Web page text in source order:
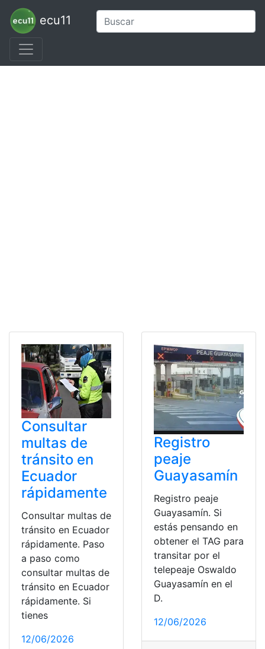
ecu11
Consultar
multas de
tránsito en
Ecuador
rápidamente
Consultar multas de
tránsito en Ecuador
rápidamente. Paso
a paso como
consultar multas de
tránsito en Ecuador
rápidamente. Si
tienes
12/06/2026
Registro
peaje
Guayasamín
Registro peaje
Guayasamín. Si
estás pensando en
obtener el TAG para
transitar por el
telepeaje Oswaldo
Guayasamín en el
D.
12/06/2026